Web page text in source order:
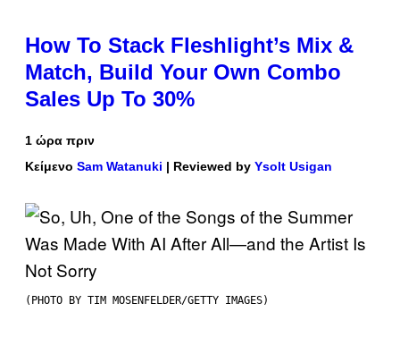
How To Stack Fleshlight’s Mix &
Match, Build Your Own Combo
Sales Up To 30%
1 ώρα πριν
Κείμενο Sam Watanuki | Reviewed by Ysolt Usigan
(PHOTO BY TIM MOSENFELDER/GETTY IMAGES)